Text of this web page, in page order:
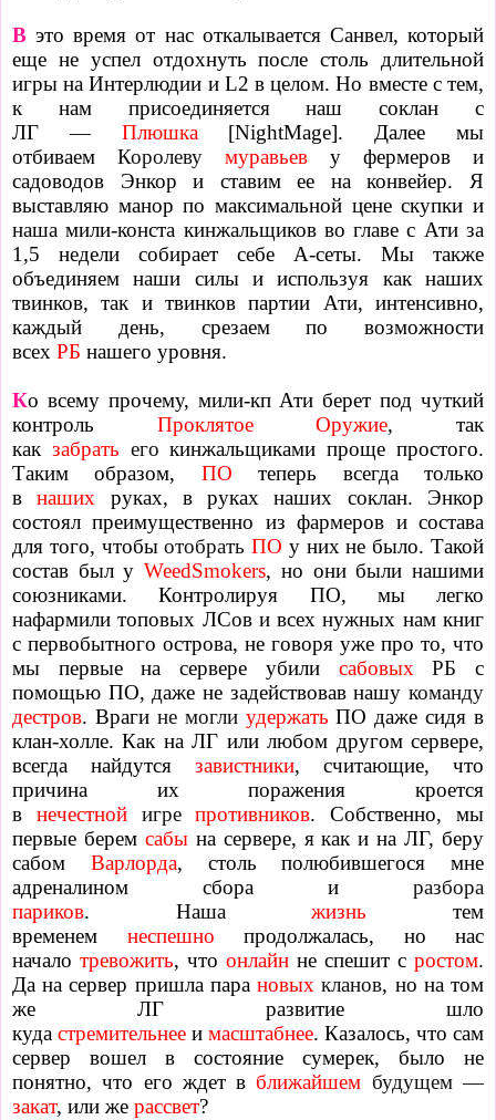
В это время от нас откалывается Санвел, который
еще не успел отдохнуть после столь длительной
игры на Интерлюдии и L2 в целом. Но вместе с тем,
к нам присоединяется наш соклан с
ЛГ— Плюшка
[NightMage]. Далее мы
отбиваем
Королеву муравьев
у фермеров и
садоводов Энкор и ставим ее на конвейер. Я
выставляю манор по максимальной цене скупки и
наша мили-конста кинжальщиков во главе с Ати за
1,5 недели собирает себе А-сеты. Мы также
объединяем наши силы и используя как наших
твинков, так и твинков партии Ати, интенсивно,
каждый день, срезаем по возможности
всех РБ нашего уровня.
Ко всему прочему, мили-кп Ати берет под чуткий
контроль
Проклятое Оружие, так
как забрать его кинжальщиками проще простого.
Таким образом,
ПО
теперь всегда только
в
наших
руках, в руках наших соклан. Энкор
состоял преимущественно из фармеров и состава
для того, чтобы отобратьПО у них не было. Такой
состав был у WeedSmokers, но они были нашими
союзниками. Контролируя ПО, мы легко
нафармили топовых ЛСов и всех нужных нам книг
с первобытного острова, не говоря уже про то, что
мы первые на сервере убили
сабовыхРБ
с
помощью ПО, даже не задействовав нашу команду
дестров. Враги не могли удержать ПО даже сидя в
клан-холле. Как на ЛГ или любом другом сервере,
всегда найдутся
завистники, считающие, что
причина их поражения кроется
в
нечестнойигре противников. Собственно, мы
первые берем сабы на сервере, я как и на ЛГ, беру
сабом
Варлорда, столь полюбившегося мне
адреналином сбора и разбора
париков. Наша жизнь
тем
временем
неспешно
продолжалась, но нас
начало тревожить, что онлайн не спешит с ростом.
Да на сервер пришла пара новых кланов, но на том
же ЛГ развитие шло
куда стремительнее и масштабнее. Казалось, что сам
сервер вошел в состояние сумерек, было не
понятно, что его ждет вближайшем будущем —
закат, или же рассвет?